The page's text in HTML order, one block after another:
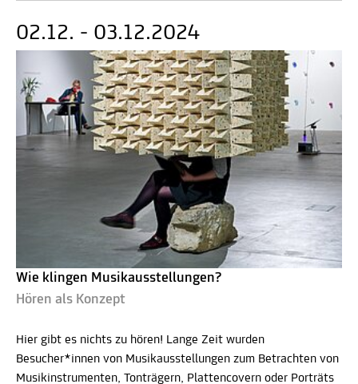
02.12. - 03.12.2024
Wie klingen Musikausstellungen?
Hören als Konzept
Hier gibt es nichts zu hören! Lange Zeit wurden
Besucher*innen von Musikausstellungen zum Betrachten von
Musikinstrumenten, Tonträgern, Plattencovern oder Porträts